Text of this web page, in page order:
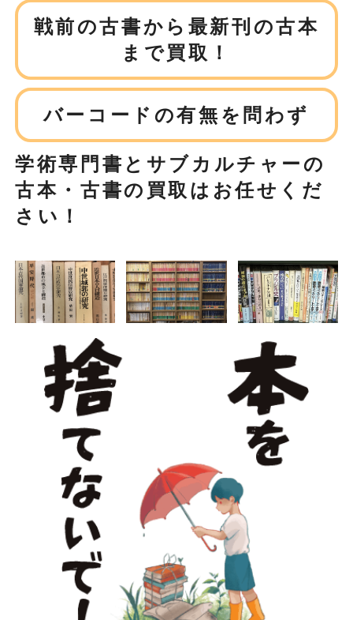
戦前の古書から最新刊の古本
まで買取！
バーコードの有無を問わず
学術専門書とサブカルチャーの
古本・古書の買取はお任せくだ
さい！